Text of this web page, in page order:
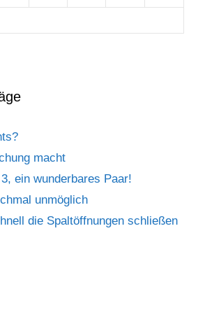
macht
ein wunderbares Paar!
unmöglich
die Spaltöffnungen schließen